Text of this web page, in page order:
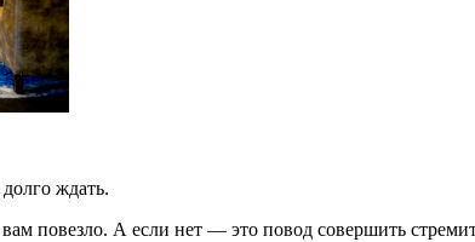
ждать.
повезло. А если нет — это повод совершить